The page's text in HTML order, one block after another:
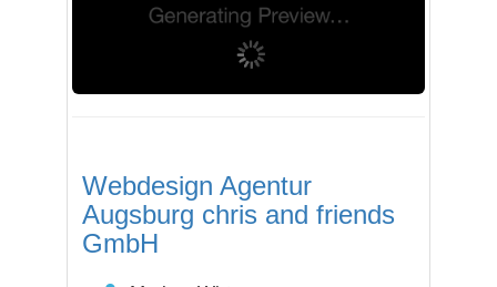
Webdesign Agentur
Augsburg chris and friends
GmbH